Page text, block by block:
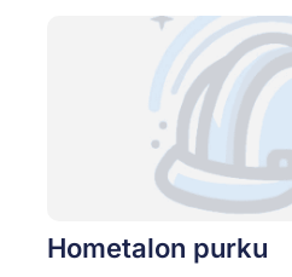
Hometalon purku